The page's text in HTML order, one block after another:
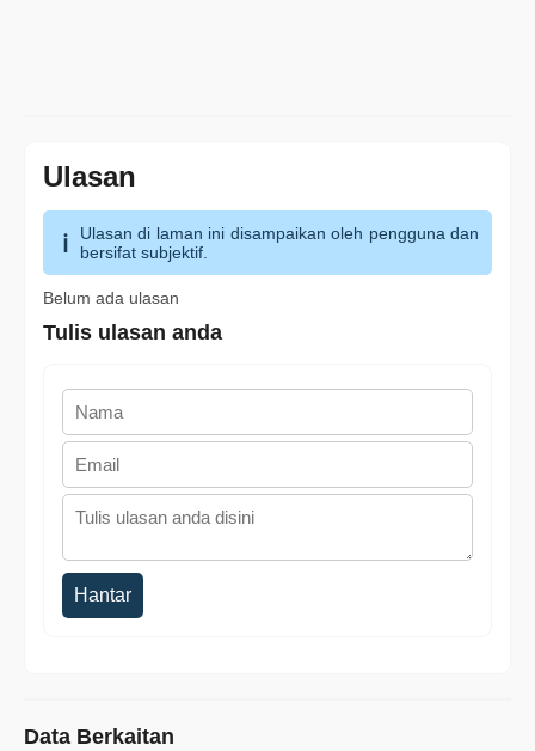
Ulasan
Ulasan di laman ini disampaikan oleh pengguna dan
bersifat subjektif.
Belum ada ulasan
Tulis ulasan anda
Hantar
Data Berkaitan